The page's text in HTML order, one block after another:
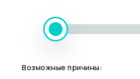
Возможные причины: